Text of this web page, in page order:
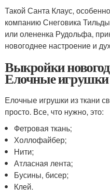
Такой Санта Клаус,
компанию Снеговика
или олененка Рудольфа,
новогоднее настроение и
Выкройки
Елочные игрушки
Елочные игрушки из ткани
просто. Все, что нужно, это:
Фетровая ткань;
Холлофайбер;
Нити;
Атласная лента;
Бусины, бисер;
Клей.